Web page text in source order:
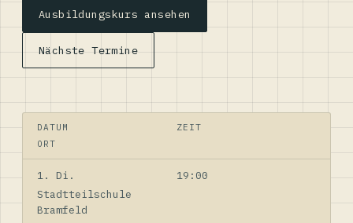
Ausbildungskurs ansehen
Nächste Termine
DATUM
ZEIT
ORT
1. Di.
19:00
Stadtteilschule
Bramfeld